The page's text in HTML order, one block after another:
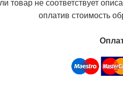
товар не соответствует
оплатив стоимость